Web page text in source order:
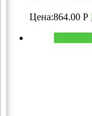
Цена:864.00 Р